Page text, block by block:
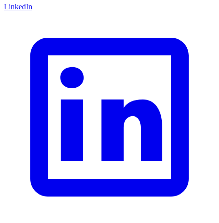
LinkedIn